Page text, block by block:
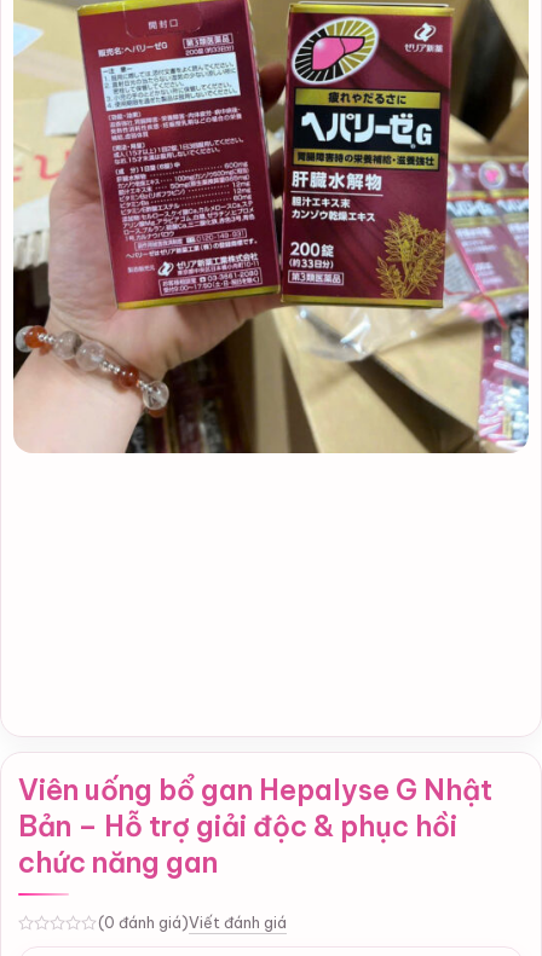
Viên uống bổ gan Hepalyse G Nhật
Bản – Hỗ trợ giải độc & phục hồi
chức năng gan
(0 đánh giá)Viết đánh giá